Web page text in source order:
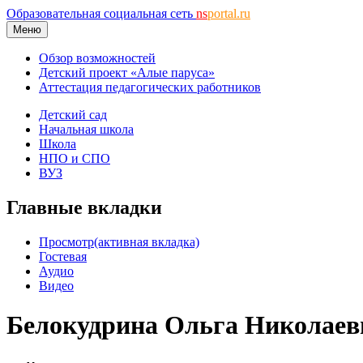
Образовательная социальная сеть nsportal.ru
Меню
Обзор возможностей
Детский проект «Алые паруса»
Аттестация педагогических работников
Детский сад
Начальная школа
Школа
НПО и СПО
ВУЗ
Главные вкладки
Просмотр(активная вкладка)
Гостевая
Аудио
Видео
Белокудрина Ольга